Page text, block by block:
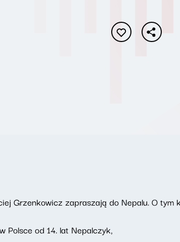
Grzenkowicz zapraszają do Nepalu. O tym
Polsce od 14. lat Nepalczyk,